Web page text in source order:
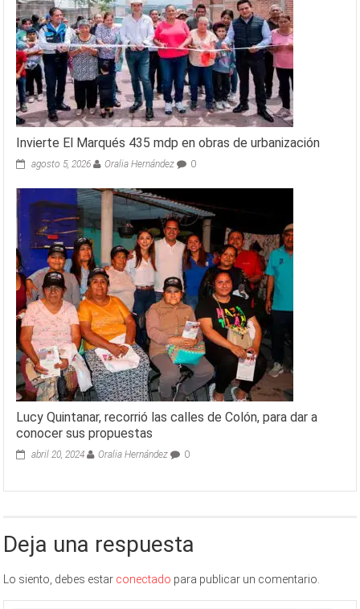
Invierte El Marqués 435 mdp en obras de urbanización
agosto 5, 2026 Oralia Hernández 0
Lucy Quintanar, recorrió las calles de Colón, para dar a
conocer sus propuestas
abril 20, 2024 Oralia Hernández 0
Deja una respuesta
Lo siento, debes estar conectado para publicar un comentario.